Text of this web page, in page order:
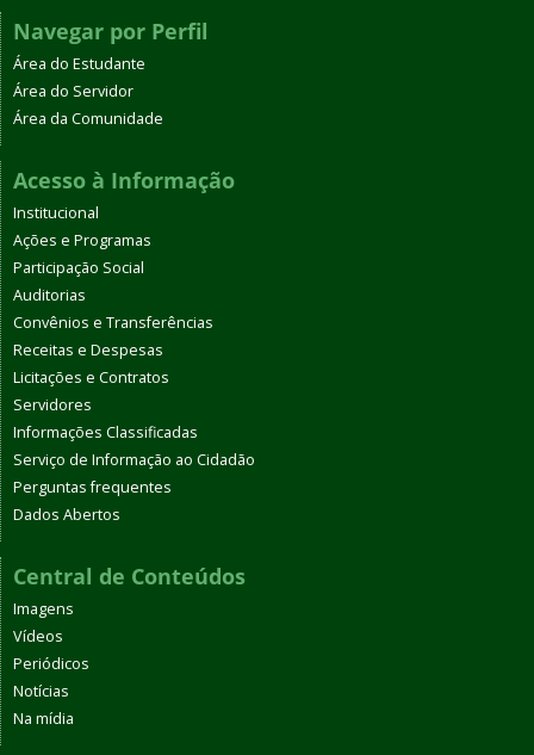
Navegar por Perfil
Área do Estudante
Área do Servidor
Área da Comunidade
Acesso à Informação
Institucional
Ações e Programas
Participação Social
Auditorias
Convênios e Transferências
Receitas e Despesas
Licitações e Contratos
Servidores
Informações Classificadas
Serviço de Informação ao Cidadão
Perguntas frequentes
Dados Abertos
Central de Conteúdos
Imagens
Vídeos
Periódicos
Notícias
Na mídia